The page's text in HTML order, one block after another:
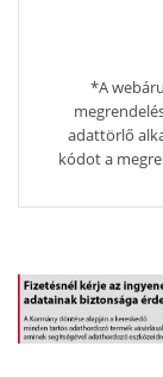
*A
adattörlő
kódot a